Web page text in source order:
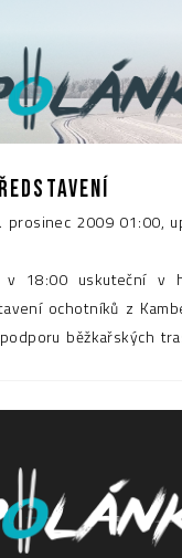
prosinec 2009 01:00,
18:00 uskuteční v
ochotníků z
běžkařských